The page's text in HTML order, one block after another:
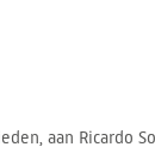
aan Ricardo